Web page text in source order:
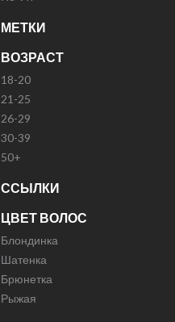
МЕТКИ
ВОЗРАСТ
18-20
21-25
26-29
30-39
50+
ССЫЛКИ
ЦВЕТ ВОЛОС
Блондинка
Шатенка
Брюнетка
Рыжая